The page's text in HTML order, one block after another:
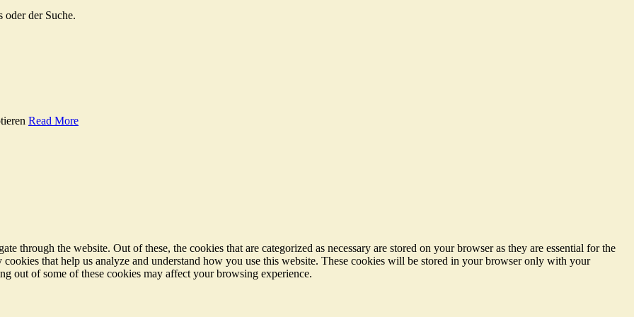
oder der Suche.
Read More
through the website. Out of these, the cookies that are categorized as necessary are stored on your browser as they are essential for the
that help us analyze and understand how you use this website. These cookies will be stored in your browser only with your
out of some of these cookies may affect your browsing experience.